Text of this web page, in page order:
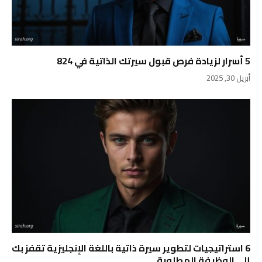
5 أسرار لزيادة فرص قبول سيرتك الذاتية في 824
أبريل 30, 2025
6 استراتيجيات لتطوير سيرة ذاتية باللغة الإنجليزية تقفز بك